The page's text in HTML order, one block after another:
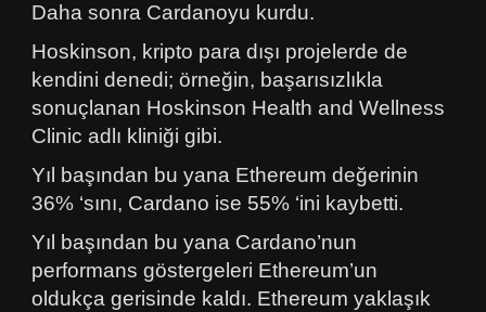
Daha sonra Cardanoyu kurdu.
Hoskinson, kripto para dışı projelerde de
kendini denedi; örneğin, başarısızlıkla
sonuçlanan Hoskinson Health and Wellness
Clinic adlı kliniği gibi.
Yıl başından bu yana Ethereum değerinin
36% ‘sını, Cardano ise 55% ‘ini kaybetti.
Yıl başından bu yana Cardano’nun
performans göstergeleri Ethereum’un
oldukça gerisinde kaldı. Ethereum yaklaşık